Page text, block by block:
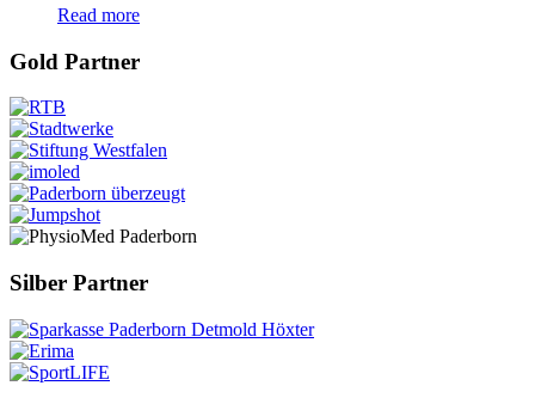
Read more
Gold Partner
Silber Partner